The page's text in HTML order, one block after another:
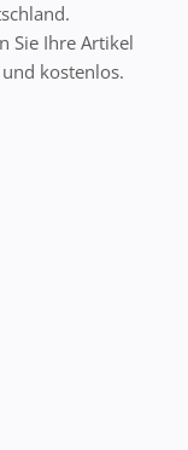
Sie Ihre Artikel
kostenlos.